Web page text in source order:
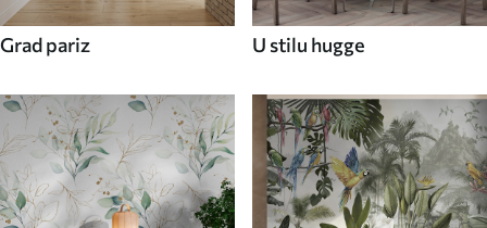
Grad pariz U stilu hugge